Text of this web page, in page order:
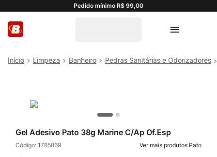
Pedido mínimo R$ 99,00
Limpeza Banheiro Pedras Sanitárias e Odorizadores
Gel Adesivo Pato 38g Marine C/Ap Of.Esp
Código: 1785869 Pato